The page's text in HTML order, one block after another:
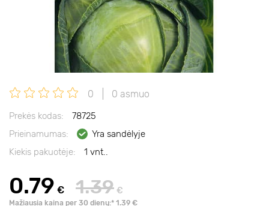
0 0 asmuo
Prekės kodas:
78725
Prieinamumas:
Yra sandėlyje
Kiekis pakuotėje:
1 vnt..
0.79 € 1.39 €
Mažiausia kaina per 30 dienų:* 1.39 €